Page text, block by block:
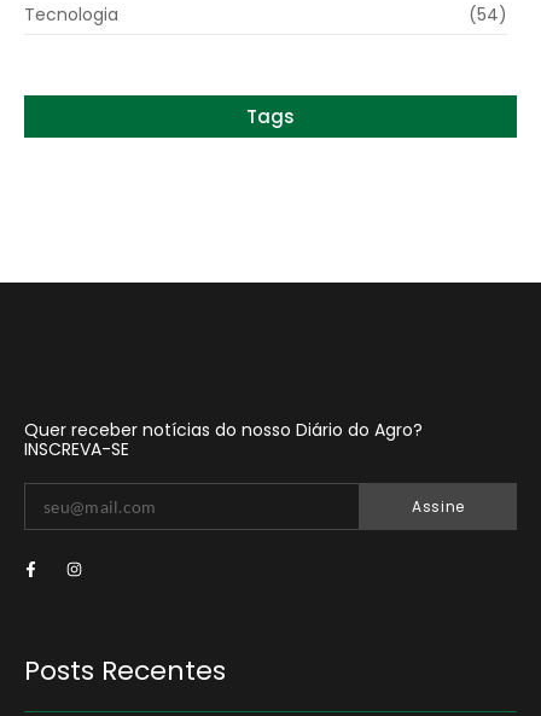
Tecnologia
(54)
Tags
Quer receber notícias do nosso Diário do Agro?
INSCREVA-SE
Assine
Posts Recentes